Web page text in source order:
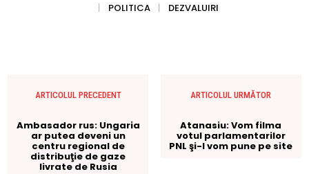
POLITICA
DEZVALUIRI
ARTICOLUL PRECEDENT
Ambasador rus: Ungaria
ar putea deveni un
centru regional de
distribuţie de gaze
livrate de Rusia
ARTICOLUL URMĂTOR
Atanasiu: Vom filma
votul parlamentarilor
PNL şi-l vom pune pe site